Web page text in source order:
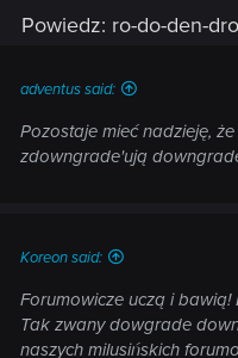
Powiedz: ro-do-den-
adventus said:
Pozostaje mieć nadzieję,
zdowngrade'ują
Koreon said:
Forumowicze uczą i bawią!
Tak zwany dowgrade
naszych milusińskich